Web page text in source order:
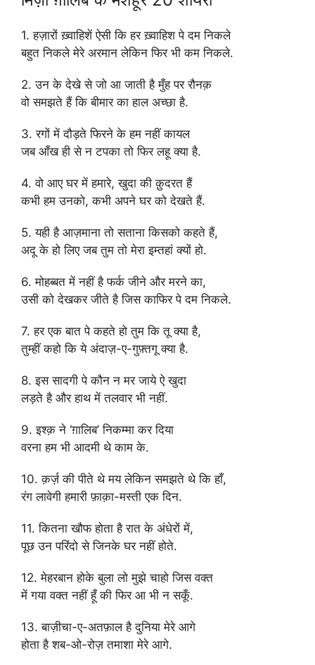
1. हज़ारों ख़्वाहिशें ऐसी कि हर ख़्वाहिश पे दम निकले
बहुत निकले मेरे अरमान लेकिन फिर भी कम निकले.
2. उन के देखे से जो आ जाती है मुँह पर रौनक़
वो समझते हैं कि बीमार का हाल अच्छा है.
3. रगों में दौड़ते फिरने के हम नहीं कायल
जब आँख ही से न टपका तो फिर लहू क्या है.
4. वो आए घर में हमारे, खुदा की क़ुदरत हैं
कभी हम उनको, कभी अपने घर को देखते हैं.
5. यही है आज़माना तो सताना किसको कहते हैं,
अदू के हो लिए जब तुम तो मेरा इम्तहां क्यों हो.
6. मोहब्बत में नहीं है फर्क जीने और मरने का,
उसी को देखकर जीते है जिस काफिर पे दम निकले.
7. हर एक बात पे कहते हो तुम कि तू क्या है,
तुम्हीं कहो कि ये अंदाज़-ए-गुफ़्तगू क्या है.
8. इस सादगी पे कौन न मर जाये ऐ खुदा
लड़ते है और हाथ में तलवार भी नहीं.
9. इश्क़ ने ‘ग़ालिब’ निकम्मा कर दिया
वरना हम भी आदमी थे काम के.
10. क़र्ज़ की पीते थे मय लेकिन समझते थे कि हाँ,
रंग लावेगी हमारी फ़ाक़ा-मस्ती एक दिन.
11. कितना खौफ होता है रात के अंधेरों में,
पूछ उन परिंदो से जिनके घर नहीं होते.
12. मेहरबान होके बुला लो मुझे चाहो जिस वक्त
में गया वक्त नहीं हूँ की फिर आ भी न सकूँ.
13. बाज़ीचा-ए-अतफ़ाल है दुनिया मेरे आगे
होता है शब-ओ-रोज़ तमाशा मेरे आगे.